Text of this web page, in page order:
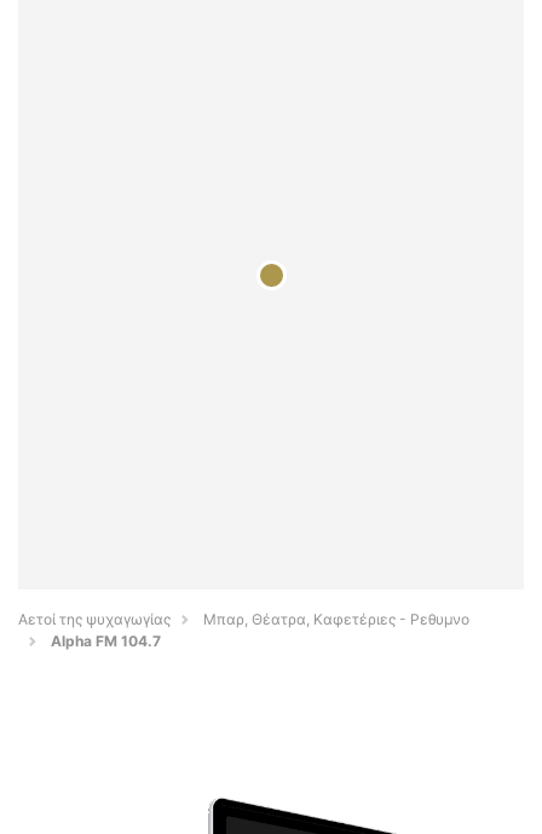
Αετοί της ψυχαγωγίας
Μπαρ, Θέατρα, Καφετέριες - Ρεθυμνο
Alpha FM 104.7